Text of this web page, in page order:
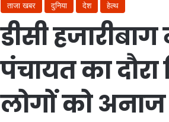
ताजा खबर दुनिया देश हेल्थ
डीसी
पंचायत का
लोगों को अनाज